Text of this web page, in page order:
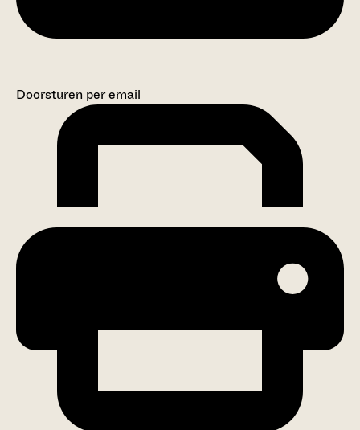
Doorsturen per email